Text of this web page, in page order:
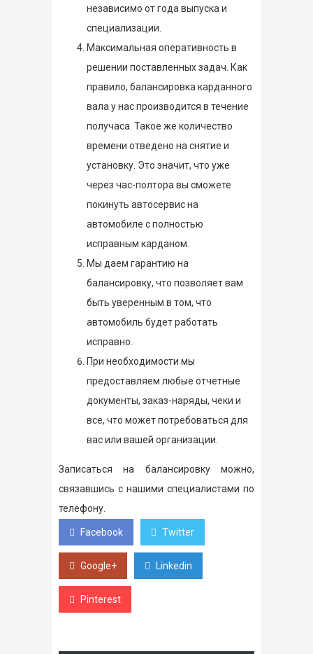
независимо от года выпуска и
специализации.
Максимальная оперативность в
решении поставленных задач. Как
правило, балансировка карданного
вала у нас производится в течение
получаса. Такое же количество
времени отведено на снятие и
установку. Это значит, что уже
через час-полтора вы сможете
покинуть автосервис на
автомобиле с полностью
исправным карданом.
Мы даем гарантию на
балансировку, что позволяет вам
быть уверенным в том, что
автомобиль будет работать
исправно.
При необходимости мы
предоставляем любые отчетные
документы, заказ-наряды, чеки и
все, что может потребоваться для
вас или вашей организации.
Записаться на балансировку можно,
связавшись с нашими специалистами по
телефону.
Facebook Twitter
Google+ Linkedin
Pinterest